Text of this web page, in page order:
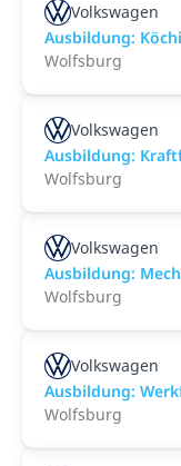
Volkswagen
Ausbildung:
Wolfsburg
Volkswagen
Ausbildung:
Wolfsburg
Volkswagen
Ausbildung:
Wolfsburg
Volkswagen
Ausbildung:
Wolfsburg